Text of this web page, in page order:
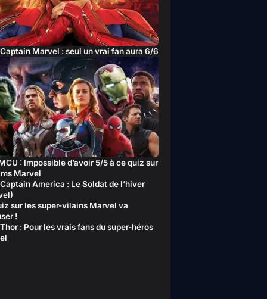
Marvel : seul un vrai fan aura 6/6
: Impossible d’avoir 5/5 à ce quiz sur
Marvel
America : Le Soldat de l’hiver
sur les super-vilains Marvel va
!
: Pour les vrais fans du super-héros